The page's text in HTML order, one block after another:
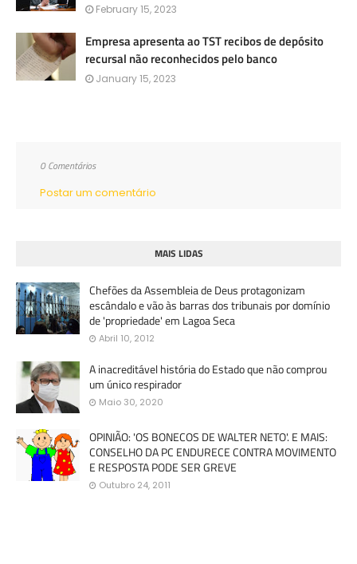
February 15, 2023
Empresa apresenta ao TST recibos de depósito
recursal não reconhecidos pelo banco
January 15, 2023
0 Comentários
Postar um comentário
MAIS LIDAS
Chefões da Assembleia de Deus protagonizam
escândalo e vão às barras dos tribunais por domínio
de 'propriedade' em Lagoa Seca
Abril 10, 2012
A inacreditável história do Estado que não comprou
um único respirador
Maio 30, 2020
OPINIÃO: 'OS BONECOS DE WALTER NETO'. E MAIS:
CONSELHO DA PC ENDURECE CONTRA MOVIMENTO
E RESPOSTA PODE SER GREVE
Outubro 24, 2011